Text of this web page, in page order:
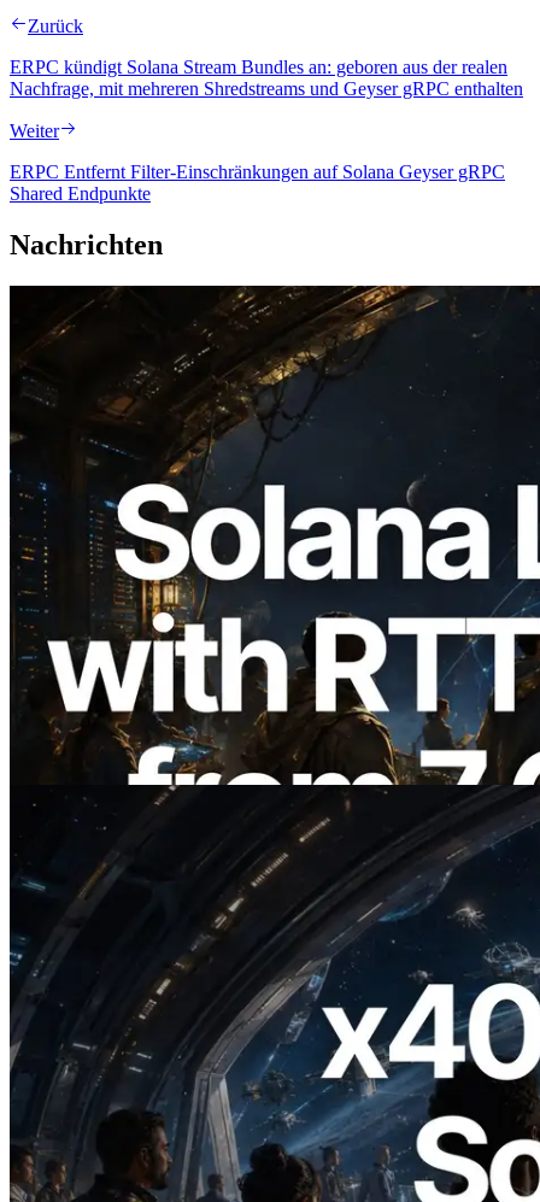
Zurück
ERPC kündigt Solana Stream Bundles an: geboren aus der realen
Nachfrage, mit mehreren Shredstreams und Geyser gRPC enthalten
Weiter
ERPC Entfernt Filter-Einschränkungen auf Solana Geyser gRPC
Shared Endpunkte
Nachrichten
2026.08.05
ERPC erweitert Solana Leader Slot API
um Ping-Messung aus 7 globalen
Regionen — Validators Information API
ebenfalls gestartet
Lesen Sie diesen Artikel
2026.07.04
ERPC startet x402-fähige Solana RPC —
Der Beginn einer Ära, in der KI-Agenten
APIs bei Bedarf bezahlen